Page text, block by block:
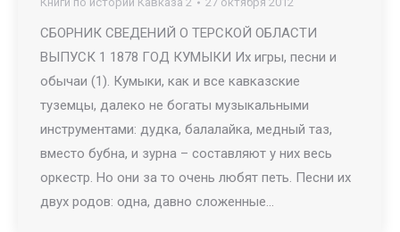
СБОРНИК СВЕДЕНИЙ О ТЕРСКОЙ ОБЛАСТИ
ВЫПУСК 1 1878 ГОД КУМЫКИ Их игры, песни и
обычаи (1). Кумыки, как и все кавказские
туземцы, далеко не богаты музыкальными
инструментами: дудка, балалайка, медный таз,
вместо бубна, и зурна – составляют у них весь
оркестр. Но они за то очень любят петь. Песни их
двух родов: одна, давно сложенные…